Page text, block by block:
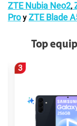
ZTE Nubia Neo2,
Proy ZTE Blade
Top
3